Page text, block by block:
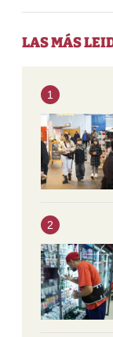
LAS MÁS
1
2